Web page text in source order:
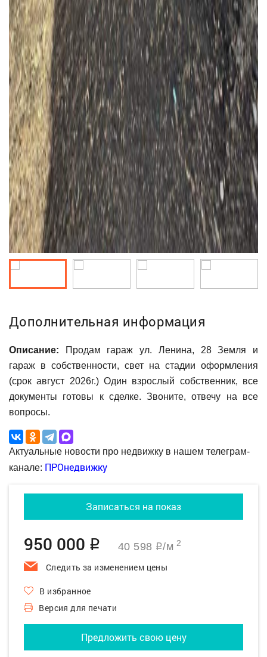
Дополнительная информация
Описание: Продам гараж ул. Ленина, 28 Земля и
гараж в собственности, свет на стадии оформления
(срок август 2026г.) Один взрослый собственник, все
документы готовы к сделке. Звоните, отвечу на все
вопросы.
Актуальные новости про недвижку в нашем телеграм-
канале: ПРОнедвижку
Записаться на показ
950 000 q 40 598 q/м2
Следить за изменением цены
В избранное
Версия для печати
Предложить свою цену